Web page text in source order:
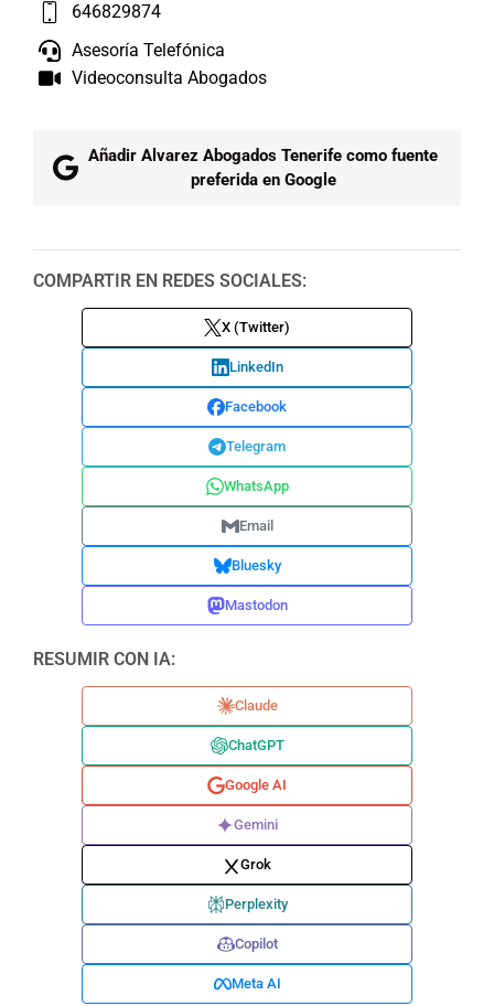
646829874
Asesoría Telefónica
Videoconsulta Abogados
Añadir Alvarez Abogados Tenerife como fuente
preferida en Google
COMPARTIR EN REDES SOCIALES:
X (Twitter)
LinkedIn
Facebook
Telegram
WhatsApp
Email
Bluesky
Mastodon
RESUMIR CON IA:
Claude
ChatGPT
Google AI
Gemini
Grok
Perplexity
Copilot
Meta AI